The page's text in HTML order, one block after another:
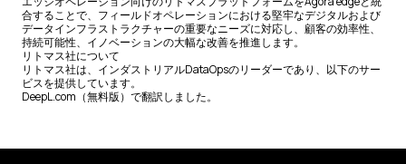
合することで、フィールドオペレーションにおける堅牢なデジタルおよび
データインフラストラクチャーの重要なニーズに対応し、顧客の効率性、
持続可能性、イノベーションの大幅な改善を推進します。
リトマス社について
リトマス社は、インダストリアルDataOpsのリーダーであり、以下のサー
ビスを提供しています。
DeepL.com（無料版）で翻訳しました。